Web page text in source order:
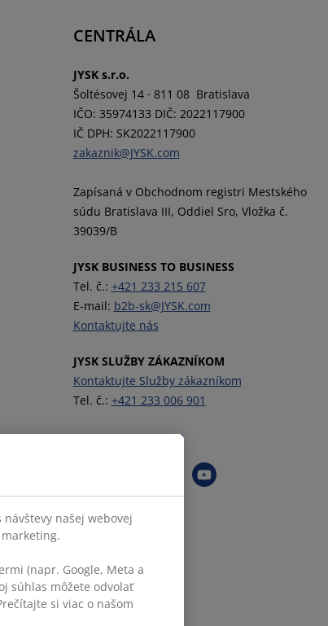
CENTRÁLA
JYSK s.r.o.
Šoltésovej 14 · 811 08 Bratislava
IČO: 35974133 DIČ: 2022117900
IČ DPH: SK2022117900
zakaznik@JYSK.com
Zapísaná v Obchodnom registri Mestského
súdu Bratislava III, Oddiel Sro, Vložka č.
39039/B
JYSK BUSINESS TO BUSINESS
Tel. č.: +421 233 215 607
E-mail: b2b-sk@JYSK.com
Kontaktujte nás
JYSK SLUŽBY ZÁKAZNÍKOM
Kontaktujte Služby zákazníkom
Tel. č.: +421 233 006 901
našej webovej
(napr. Google, Meta a
súhlas môžete odvolať
si viac o našom